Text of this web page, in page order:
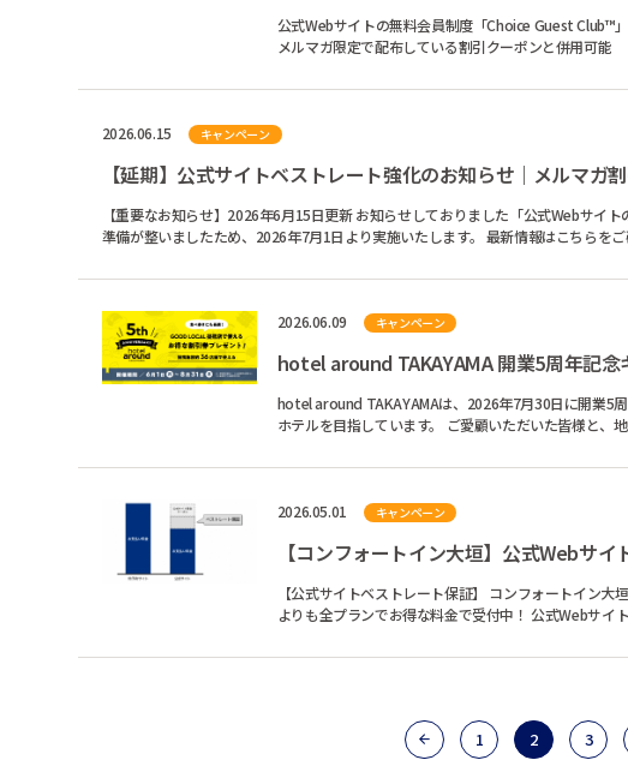
公式Webサイトの無料会員制度「Choice Guest Club™」のメールマガ
メルマガ限定で配布している割引クーポンと併用可能
2026.06.15 キャンペーン
【延期】公式サイトベストレート強化のお知らせ｜メルマガ
【重要なお知らせ】2026年6月15日更新 お知らせしておりました「公式Webサイトのベストレート強化」および「メルマガ割引終了」について、このたび
2026.06.09 キャンペーン
hotel around TAKAYAMA 開業5周年記念
hotel around TAKAYAMAは、2026年7月30日に開業5周年を迎えます。 私たちは、旅人と地域の
ホテルを目指しています。 ご愛顧いただいた皆様と、地域の皆様に感謝の気持ちを込めて、 キャンペーンをご用意いたしまし
2026.05.01 キャンペーン
【コンフォートイン大垣】公式Webサ
【公式サイトベストレート保証】 コンフォートイン大垣は公式Webサイトでベストレート保証！ 他インターネット予約サイト
よりも全プランでお得
1 2 3